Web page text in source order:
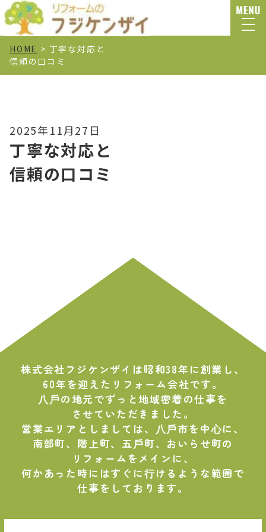
HOME > 丁寧な対応と
信頼の口コミ
2025年11月27日
丁寧な対応と
信頼の口コミ
株式会社フジケンザイは昭和38年に創業し、
60年を迎えたリフォーム会社です。
⼋⼾の地元でずっと地域密着の仕事を
させていただきました。
営業エリアとしましては、⼋⼾市を中⼼に、
南部町、階上町、五⼾町、おいらせ町の
リフォームをメインに、
何かあった時にはすぐに⾏けるような範囲で
仕事をしております。